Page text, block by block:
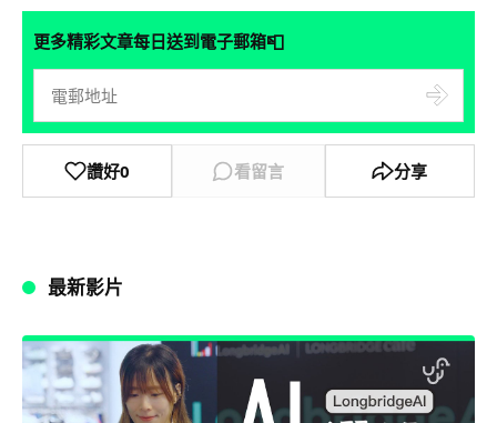
更多精彩文章每日送到電子郵箱📮
讚好0 看留言 分享
最新影片